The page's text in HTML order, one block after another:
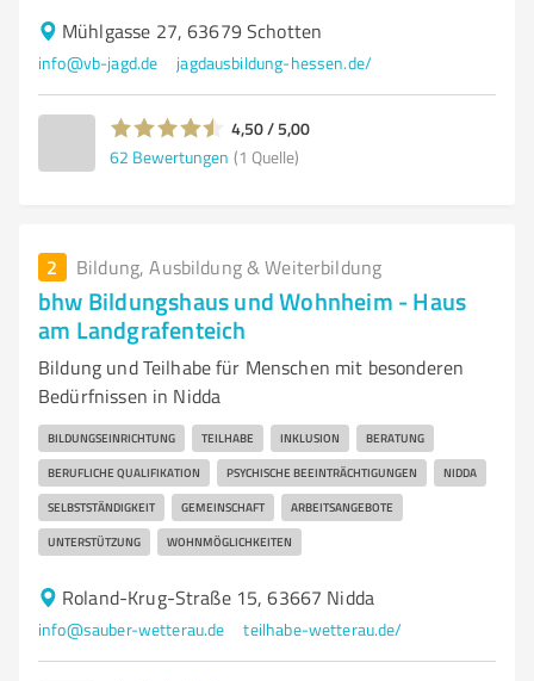
Mühlgasse 27, 63679 Schotten
info@vb-jagd.de jagdausbildung-hessen.de/
4,50 / 5,00
62 Bewertungen (1 Quelle)
2 Bildung, Ausbildung & Weiterbildung
bhw Bildungshaus und Wohnheim - Haus
am Landgrafenteich
Bildung und Teilhabe für Menschen mit besonderen
Bedürfnissen in Nidda
BILDUNGSEINRICHTUNG TEILHABE INKLUSION BERATUNG
BERUFLICHE QUALIFIKATION PSYCHISCHE BEEINTRÄCHTIGUNGEN NIDDA
SELBSTSTÄNDIGKEIT GEMEINSCHAFT ARBEITSANGEBOTE
UNTERSTÜTZUNG WOHNMÖGLICHKEITEN
Roland-Krug-Straße 15, 63667 Nidda
info@sauber-wetterau.de teilhabe-wetterau.de/